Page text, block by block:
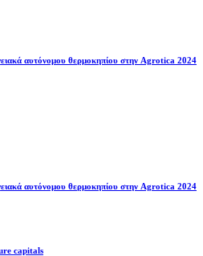
αυτόνομου θερμοκηπίου στην Agrotica 2024
αυτόνομου θερμοκηπίου στην Agrotica 2024
capitals